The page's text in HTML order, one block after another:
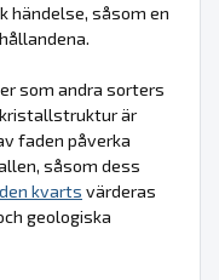
händelse, såsom en
som andra sorters
är
faden påverka
såsom dess
kvarts värderas
geologiska